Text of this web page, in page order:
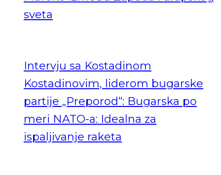
sveta
Intervju sa Kostadinom
Kostadinovim, liderom bugarske
partije „Preporod“: Bugarska po
meri NATO-a: Idealna za
ispaljivanje raketa